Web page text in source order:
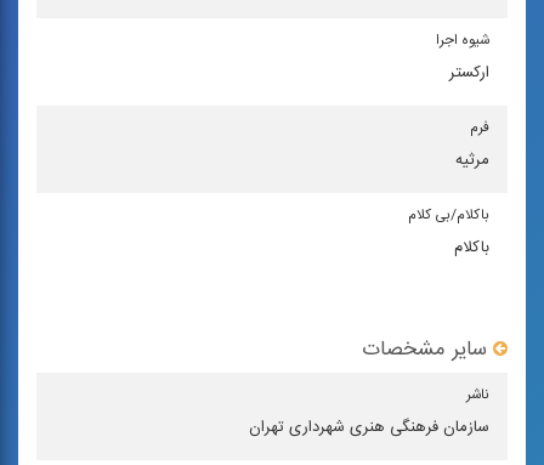
شیوه اجرا
اركستر
فرم
مرثیه
باكلام/بی كلام
باکلام
سایر مشخصات
ناشر
سازمان فرهنگی هنری شهرداری تهران